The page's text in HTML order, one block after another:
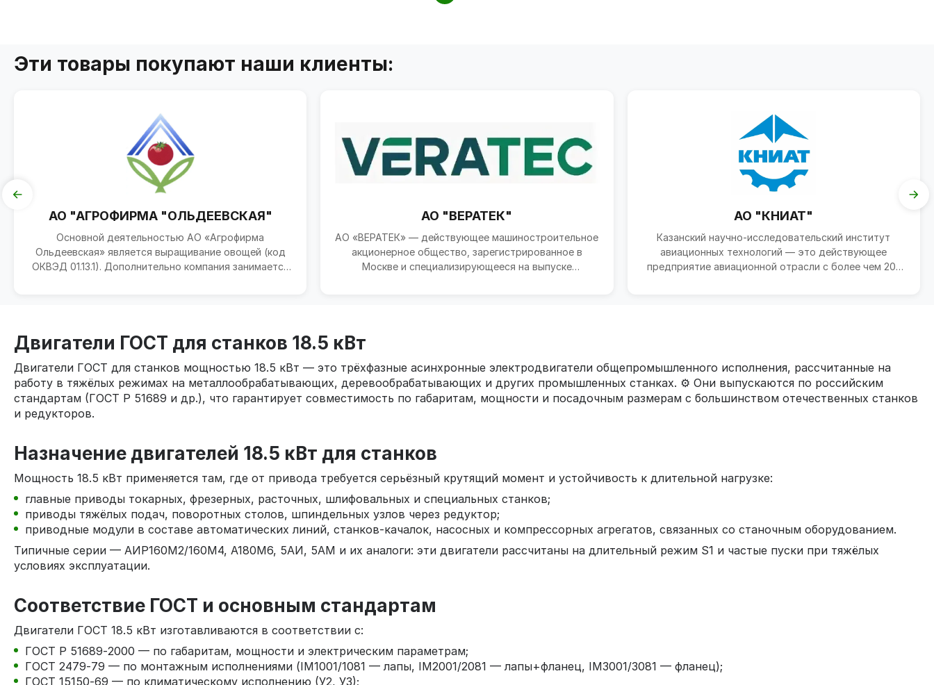
Эти товары покупают наши клиенты:
АО "АГРОФИРМА "ОЛЬДЕЕВСКАЯ"
Основной деятельностью АО «Агрофирма
Ольдеевская» является выращивание овощей (код
ОКВЭД 01.13.1). Дополнительно компания занимается
АО "ВЕРАТЕК"
АО «ВЕРАТЕК» — действующее машиностроительное
акционерное общество, зарегистрированное в
Москве и специализирующееся на выпуске
АО "КНИАТ"
Казанский научно-исследовательский институт
авиационных технологий — это действующее
предприятие авиационной отрасли с более чем 20-
Двигатели ГОСТ для станков 18.5 кВт
Двигатели ГОСТ для станков мощностью 18.5 кВт — это трёхфазные асинхронные электродвигатели общепромышленного исполнения, рассчитанные на
работу в тяжёлых режимах на металлообрабатывающих, деревообрабатывающих и других промышленных станках. ⚙️ Они выпускаются по российским
стандартам (ГОСТ Р 51689 и др.), что гарантирует совместимость по габаритам, мощности и посадочным размерам с большинством отечественных станков
и редукторов.
Назначение двигателей 18.5 кВт для станков
Мощность 18.5 кВт применяется там, где от привода требуется серьёзный крутящий момент и устойчивость к длительной нагрузке:
главные приводы токарных, фрезерных, расточных, шлифовальных и специальных станков;
приводы тяжёлых подач, поворотных столов, шпиндельных узлов через редуктор;
приводные модули в составе автоматических линий, станков‑качалок, насосных и компрессорных агрегатов, связанных со станочным оборудованием.
Типичные серии — АИР160M2/160M4, А180M6, 5АИ, 5АМ и их аналоги: эти двигатели рассчитаны на длительный режим S1 и частые пуски при тяжёлых
условиях эксплуатации.
Соответствие ГОСТ и основным стандартам
Двигатели ГОСТ 18.5 кВт изготавливаются в соответствии с:
ГОСТ Р 51689‑2000 — по габаритам, мощности и электрическим параметрам;
ГОСТ 2479‑79 — по монтажным исполнениями (IM1001/1081 — лапы, IM2001/2081 — лапы+фланец, IM3001/3081 — фланец);
ГОСТ 15150‑69 — по климатическому исполнению (У2, У3);